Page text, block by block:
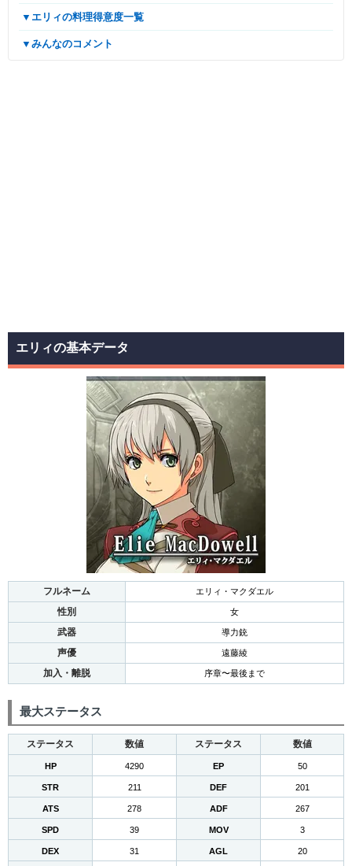
▼エリィの料理得意度一覧
▼みんなのコメント
エリィの基本データ
フルネーム エリィ・マクダエル
性別 女
武器 導力銃
声優 遠藤綾
加入・離脱 序章〜最後まで
最大ステータス
ステータス 数値 ステータス 数値
HP 4290 EP 50
STR 211 DEF 201
ATS 278 ADF 267
SPD 39 MOV 3
DEX 31 AGL 20